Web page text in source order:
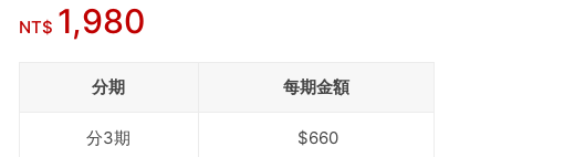
NT$ 1,980
分期 每期金額
分3期 $660